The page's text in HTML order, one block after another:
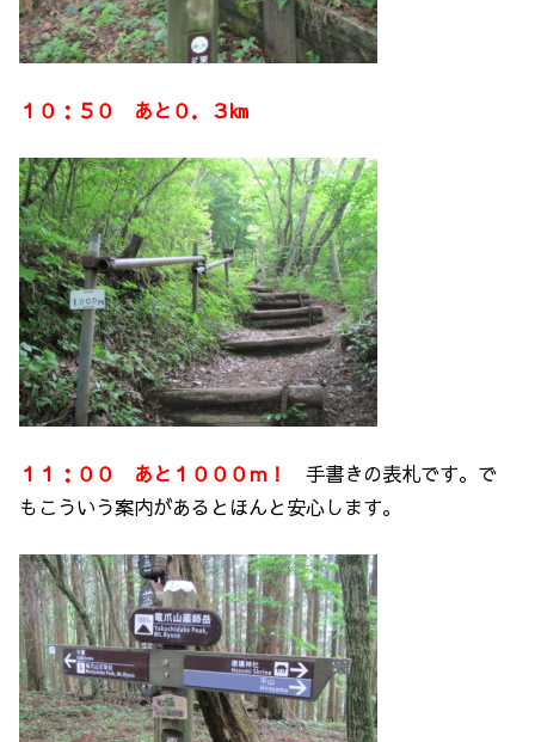
１０：５０ あと０．３㎞
１１：００ あと１０００ｍ！
手書きの表札です。で
もこういう案内があるとほんと安心します。